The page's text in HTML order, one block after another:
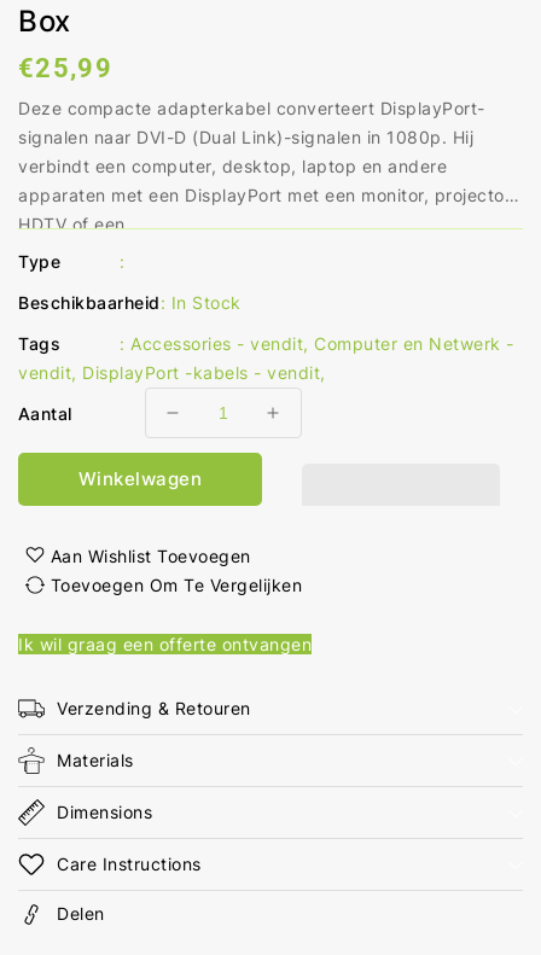
Box
Normale
prijs
€25,99
Deze compacte adapterkabel converteert DisplayPort-
signalen naar DVI-D (Dual Link)-signalen in 1080p. Hij
verbindt een computer, desktop, laptop en andere
apparaten met een DisplayPort met een monitor, projector,
HDTV of een...
Type
:
Beschikbaarheid: In Stock
Tags
: Accessories - vendit, Computer en Netwerk -
vendit, DisplayPort -kabels - vendit,
Aantal
Aantal
verlagen
voor
DisplayPort-
DisplayPort
Male
DVI-
24+1-
Female
1080p
Gevlochten
Zilver
Aantal
Male
DVI-
24+1-
1080p
Winkelwagen
Aan Wishlist Toevoegen
Toevoegen Om Te Vergelijken
Ik wil graag een offerte ontvangen
Verzending & Retouren
Materials
Dimensions
Care Instructions
Delen